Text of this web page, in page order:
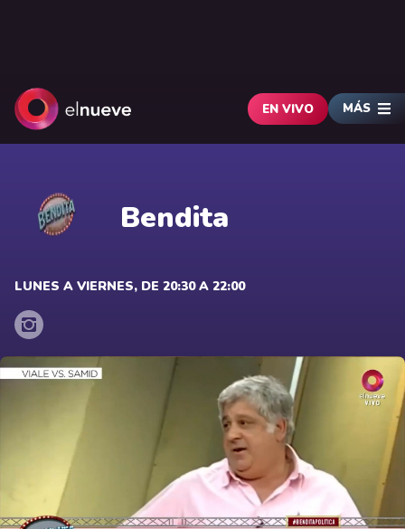
EN VIVO MÁS
Bendita
LUNES A VIERNES, DE 20:30 A 22:00